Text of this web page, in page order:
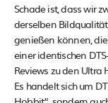
Schade ist, dass wir
derselben
genießen können,
einer identischen
Reviews zu den Ultra
Es handelt sich um